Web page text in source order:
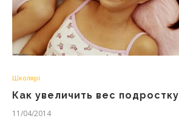
Школярі
Как увеличить вес подростку
11/04/2014